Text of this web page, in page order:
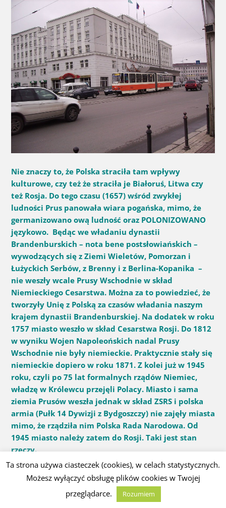
Nie znaczy to, że Polska straciła tam wpływy
kulturowe, czy też że straciła je Białoruś, Litwa czy
też Rosja. Do tego czasu (1657) wśród zwykłej
ludności Prus panowała wiara pogańska, mimo, że
germanizowano ową ludność oraz POLONIZOWANO
językowo. Będąc we władaniu dynastii
Brandenburskich – nota bene postsłowiańskich –
wywodzących się z Ziemi Wieletów, Pomorzan i
Łużyckich Serbów, z Brenny i z Berlina-Kopanika –
nie weszły wcale Prusy Wschodnie w skład
Niemieckiego Cesarstwa. Można za to powiedzieć, że
tworzyły Unię z Polską za czasów władania naszym
krajem dynastii Brandenburskiej. Na dodatek w roku
1757 miasto weszło w skład Cesarstwa Rosji. Do 1812
w wyniku Wojen Napoleońskich nadal Prusy
Wschodnie nie były niemieckie. Praktycznie stały się
niemieckie dopiero w roku 1871. Z kolei już w 1945
roku, czyli po 75 lat formalnych rządów Niemiec,
władzę w Królewcu przejęli Polacy. Miasto i sama
ziemia Prusów weszła jednak w skład ZSRS i polska
armia (Pułk 14 Dywizji z Bydgoszczy) nie zajęły miasta
mimo, że rządziła nim Polska Rada Narodowa. Od
1945 miasto należy zatem do Rosji. Taki jest stan
rzeczy.
Jak widać władanie Niemców nad Królewcem i
Prusami Wschodnimi trwało w ciągu znanych nam
dziejów raptem 250 lat i to łącznie (wliczając okres
Ta strona używa ciasteczek (cookies), w celach statystycznych.
Możesz wyłączyć obsługę plików cookies w Twojej
przeglądarce.
Rozumiem